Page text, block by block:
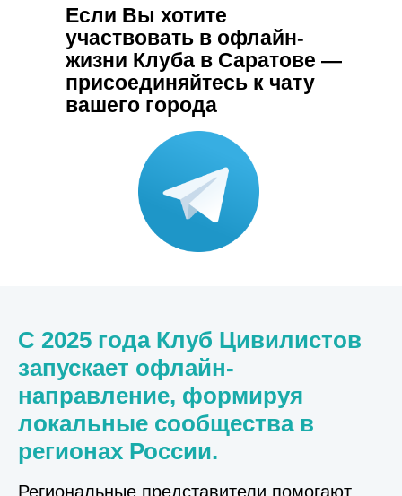
Если Вы хотите
участвовать в офлайн-
жизни Клуба в Саратове —
присоединяйтесь к чату
вашего города
С 2025 года Клуб Цивилистов
запускает офлайн-
направление, формируя
локальные сообщества в
регионах России.
Региональные представители помогают